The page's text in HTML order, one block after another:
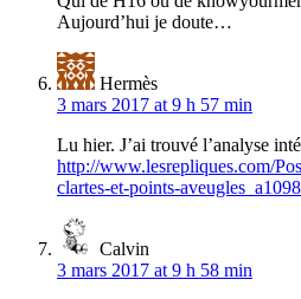
Aujourd’hui je doute…
Hermès
3 mars 2017 at 9 h 57 min
Lu hier. J’ai trouvé l’analyse
http://www.lesrepliques.com/
clartes-et-points-
Calvin
3 mars 2017 at 9 h 58 min